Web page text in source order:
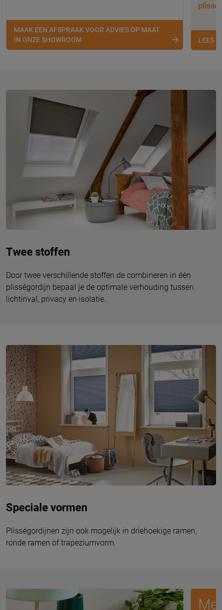
MAAK EEN AFSPRAAK VOOR ADVIES OP MAAT
IN ONZE SHOWROOM
LEES
Twee stoffen
Door twee verschillende stoffen de combineren in één
plisségordijn bepaal je de optimale verhouding tussen
lichtinval, privacy en isolatie.
Speciale vormen
Plisségordijnen zijn ook mogelijk in driehoekige ramen,
ronde ramen of trapeziumvorm.